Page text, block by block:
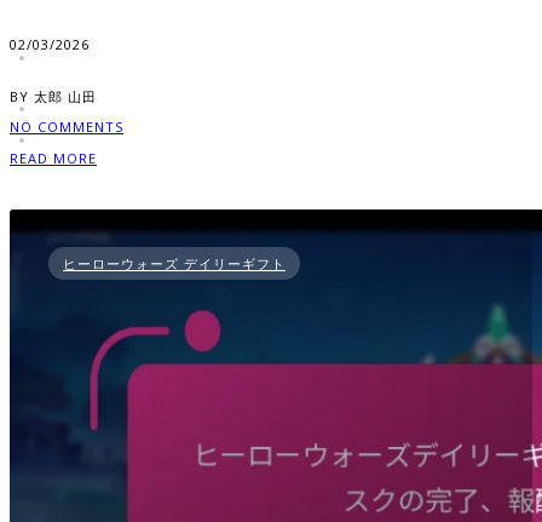
02/03/2026
BY 太郎 山田
NO COMMENTS
READ MORE
ヒーローウォーズ デイリーギフト